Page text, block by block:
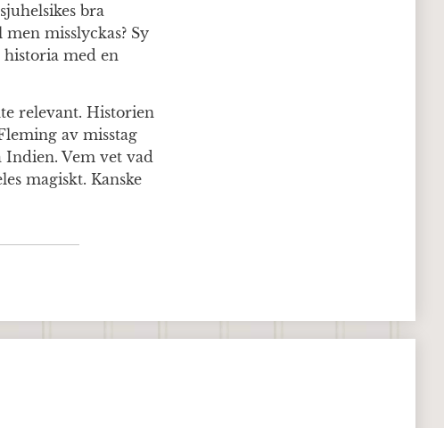
bra
misslyckas? Sy
med en
relevant. Historien
av misstag
Vem vet vad
magiskt. Kanske